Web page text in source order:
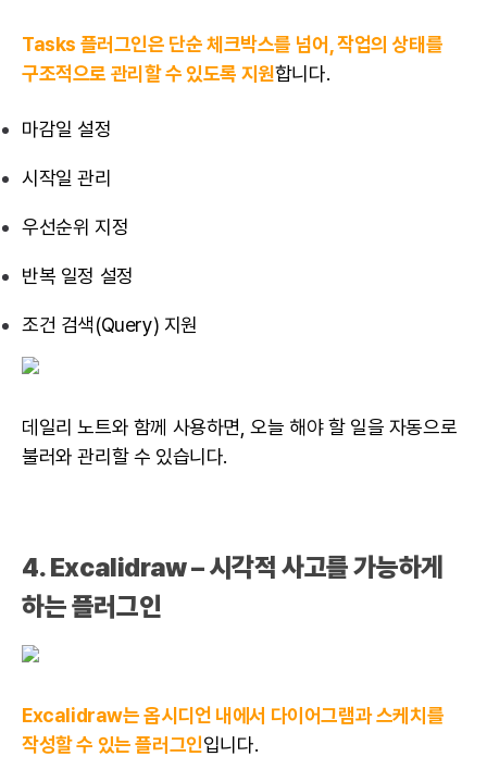
Tasks 플러그인은 단순 체크박스를 넘어, 작업의 상태를
구조적으로 관리할 수 있도록 지원합니다.
마감일 설정
시작일 관리
우선순위 지정
반복 일정 설정
조건 검색(Query) 지원
데일리 노트와 함께 사용하면, 오늘 해야 할 일을 자동으로
불러와 관리할 수 있습니다.
4. Excalidraw – 시각적 사고를 가능하게
하는 플러그인
Excalidraw는 옵시디언 내에서 다이어그램과 스케치를
작성할 수 있는 플러그인입니다.